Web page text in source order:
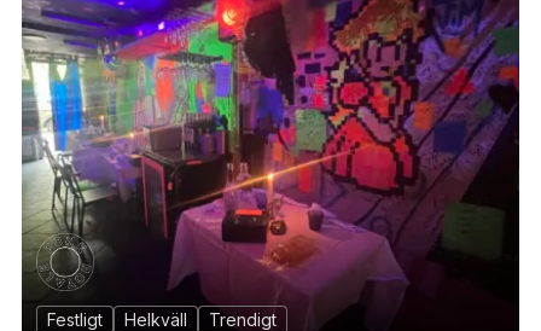
Festligt Helkväll
Trendigt